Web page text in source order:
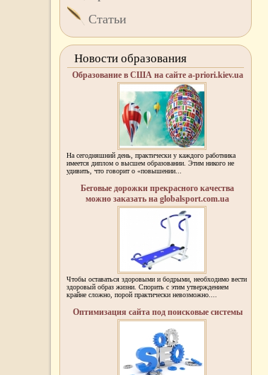
Статьи
Новости образования
Образование в США на сайте a-priori.kiev.ua
На сегодняшний день, практически у каждого работника
имеется диплом о высшем образовании. Этим никого не
удивить, что говорит о «повышении...
Беговые дорожки прекрасного качества
можно заказать на globalsport.com.ua
Чтобы оставаться здоровыми и бодрыми, необходимо вести
здоровый образ жизни. Спорить с этим утверждением
крайне сложно, порой практически невозможно....
Оптимизация сайта под поисковые системы